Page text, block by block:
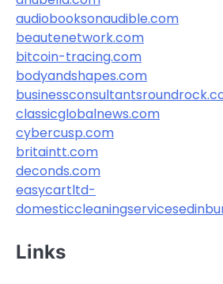
audiobooksonaudible.com
beautenetwork.com
bitcoin-tracing.com
bodyandshapes.com
classicglobalnews.com
cybercusp.com
britaintt.com
deconds.com
easycartltd-
Links